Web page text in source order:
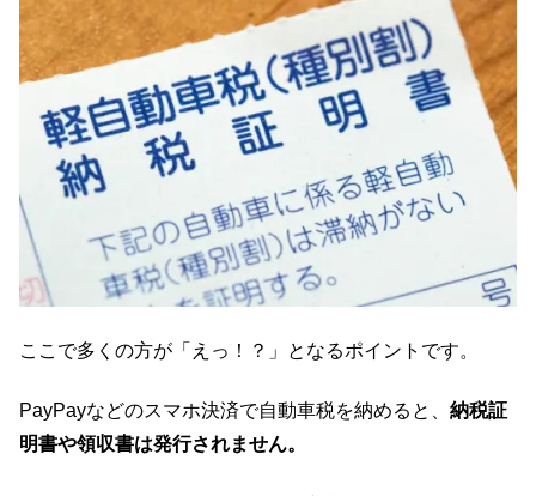
ここで多くの方が「えっ！？」となるポイントです。
PayPayなどのスマホ決済で自動車税を納めると、 納税証
明書や領収書は発行されません。